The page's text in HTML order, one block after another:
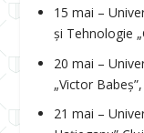
15 mai –
și Tehnologie
20 mai –
„Victor
21 mai –